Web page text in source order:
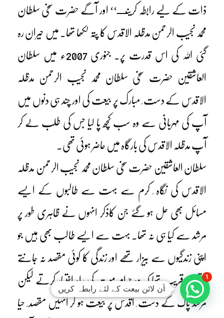
ذات کے لیے رابطہ کریںـــ‘‘ اور آگے حضرت سخی سلطان
محمد نجیب الرحمن مدظلہ الاقدس کا پتہ لکھا تھا۔ میں حیران رہ
گئی اللہ کی اس قدرت پر۔ جنوری 2007ء میں سلطان
العاشقین حضرت سخی سلطان محمد نجیب الرحمن مدظلہ
الاقدس کے دست ِ مبارک پر بیعت کی اور چند ہی دنوں میں
آپ کی مہربانی سے وہ سب کچھ پا لیا جس کی طلب لے کر
آپ مدظلہ الاقدس کی بارگاہ میں حاضر ہوئی تھی۔
سلطان العاشقین حضرت سخی سلطان محمد نجیب الرحمن مدظلہ
الاقدس کی نگاہ ِ کرم سے بہت سے طالبوں کے ایسے
مسائل بھی حل ہو گئے جن کاذکر انہوں نے ظاہری طور پر
مرشد سے کیا ہی نہ تھا۔ بہت سے ایسے طالب بھی ہیں جو
اپنی زندگیوں سے بیزار تھے اور زندگی کا کوئی مقصد نہ جانتے
تھے۔ قریب تھا کہ وہ حرام موت کی راہ اختیار کرتے لیکن
مرشد پاک کے دست ِ اقدس پر بیعت ہو کر انہیں مقصد ِ حیا
آن لائن بیعت کے لئے رابطہ کریں
1